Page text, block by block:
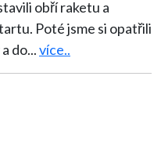
obří raketu a
Poté jsme si opatřili
do...více..